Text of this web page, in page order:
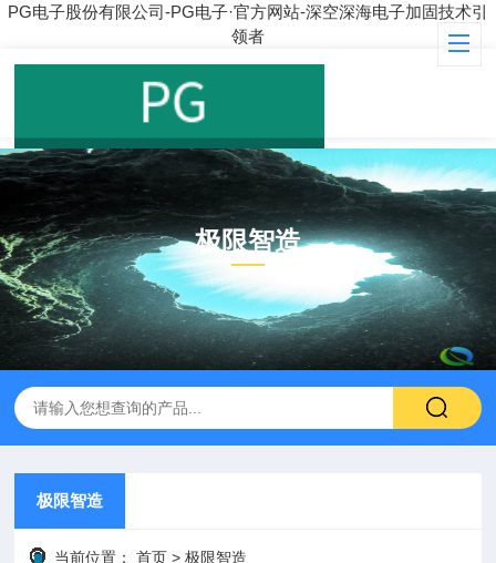
PG电子股份有限公司-PG电子·官方网站-深空深海电子加固技术引
领者
极限智造
PRODUCT
极限智造
当前位置：首页 >极限智造